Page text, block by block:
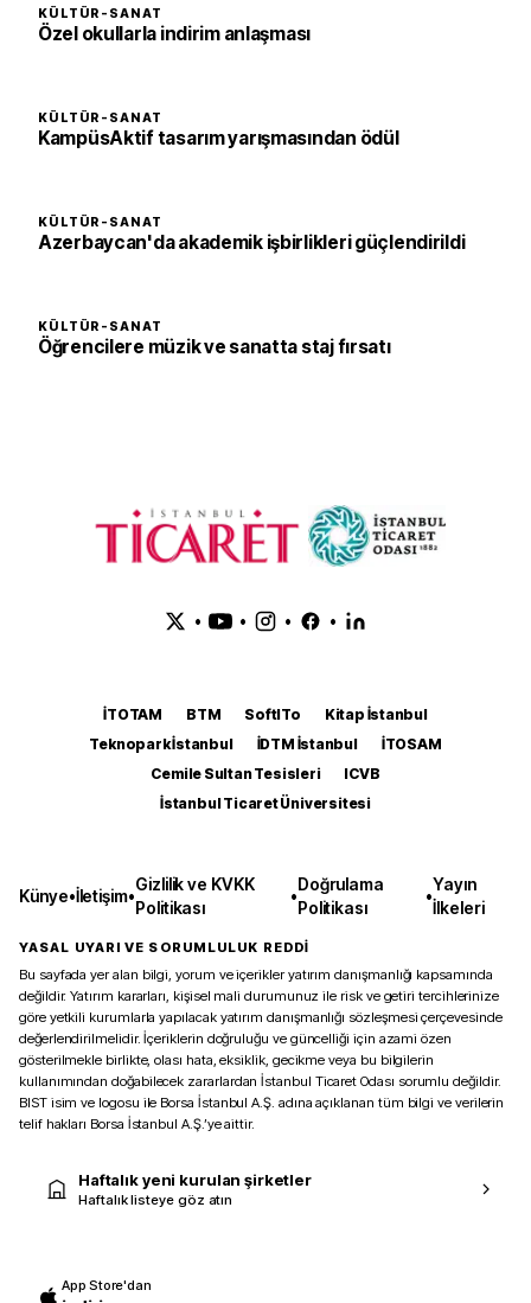
KÜLTÜR-SANAT
Özel okullarla indirim anlaşması
KÜLTÜR-SANAT
KampüsAktif tasarım yarışmasından ödül
KÜLTÜR-SANAT
Azerbaycan'da akademik işbirlikleri güçlendirildi
KÜLTÜR-SANAT
Öğrencilere müzik ve sanatta staj fırsatı
• • • •
İTOTAM BTM SoftITo
Kitap İstanbul
Teknopark İstanbul
İDTM İstanbul
İTOSAM
Cemile Sultan Tesisleri
ICVB
İstanbul Ticaret Üniversitesi
Künye•İletişim•
Gizlilik ve KVKK
Politikası
•
Doğrulama
Politikası
•
Yayın
İlkeleri
YASAL UYARI VE SORUMLULUK REDDİ
Bu sayfada yer alan bilgi, yorum ve içerikler yatırım danışmanlığı kapsamında
değildir. Yatırım kararları, kişisel mali durumunuz ile risk ve getiri tercihlerinize
göre yetkili kurumlarla yapılacak yatırım danışmanlığı sözleşmesi çerçevesinde
değerlendirilmelidir. İçeriklerin doğruluğu ve güncelliği için azami özen
gösterilmekle birlikte, olası hata, eksiklik, gecikme veya bu bilgilerin
kullanımından doğabilecek zararlardan İstanbul Ticaret Odası sorumlu değildir.
BIST isim ve logosu ile Borsa İstanbul A.Ş. adına açıklanan tüm bilgi ve verilerin
telif hakları Borsa İstanbul A.Ş.’ye aittir.
Haftalık yeni kurulan şirketler
Haftalık listeye göz atın
App Store'dan